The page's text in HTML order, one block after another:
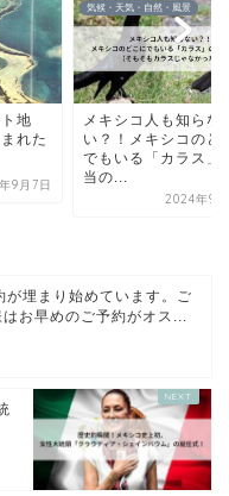
地
れた
9月7日
気候・天気・自然・風景
メキシコ人も知らな
い？！メキシコのど
でもいる「カラス」
当の...
2024年9
が埋まり始めています。ご
お早めのご予約がオス...